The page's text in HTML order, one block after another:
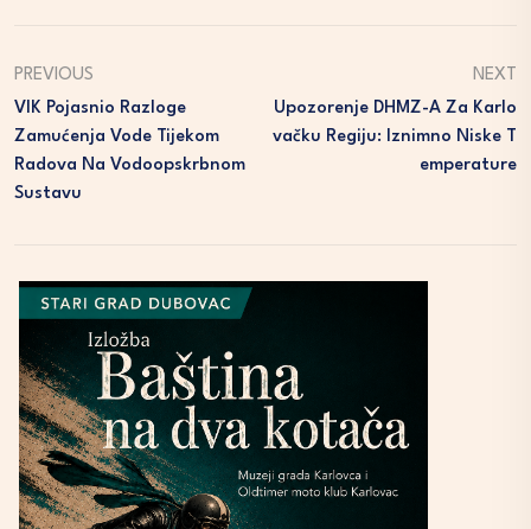
PREVIOUS
VIK Pojasnio Razloge
Zamućenja Vode Tijekom
Radova Na Vodoopskrbnom
Sustavu
NEXT
Upozorenje DHMZ-A Za Karlo
Vačku Regiju: Iznimno Niske T
Emperature